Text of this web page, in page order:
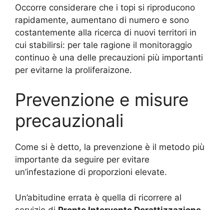
Occorre considerare che i topi si riproducono
rapidamente, aumentano di numero e sono
costantemente alla ricerca di nuovi territori in
cui stabilirsi: per tale ragione il monitoraggio
continuo è una delle precauzioni più importanti
per evitarne la proliferaizone.
Prevenzione e misure
precauzionali
Come si è detto, la prevenzione è il metodo più
importante da seguire per evitare
un’infestazione di proporzioni elevate.
Un’abitudine errata è quella di ricorrere al